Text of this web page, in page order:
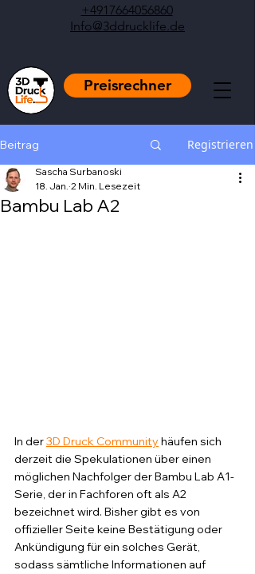
+4917664056860
Info@3ddrucklife.de
Preisrechner
Beitrag Registrieren
Bambu Lab A2
Sascha Surbanoski
18. Jan. 2 Min. Lesezeit
In der 3D Druck Community häufen sich
derzeit die Spekulationen über einen
möglichen Nachfolger der Bambu Lab A1-
Serie, der in Fachforen oft als A2
bezeichnet wird. Bisher gibt es von
offizieller Seite keine Bestätigung oder
Ankündigung für ein solches Gerät,
sodass sämtliche Informationen auf